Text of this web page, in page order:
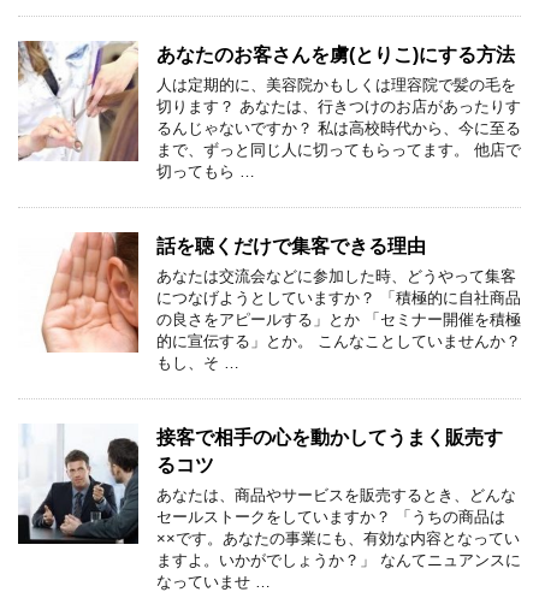
あなたのお客さんを虜(とりこ)にする方法
人は定期的に、美容院かもしくは理容院で髪の毛を
切ります？ あなたは、行きつけのお店があったりす
るんじゃないですか？ 私は高校時代から、今に至る
まで、ずっと同じ人に切ってもらってます。 他店で
切ってもら …
話を聴くだけで集客できる理由
あなたは交流会などに参加した時、どうやって集客
につなげようとしていますか？ 「積極的に自社商品
の良さをアピールする」とか 「セミナー開催を積極
的に宣伝する」とか。 こんなことしていませんか？
もし、そ …
接客で相手の心を動かしてうまく販売す
るコツ
あなたは、商品やサービスを販売するとき、どんな
セールストークをしていますか？ 「うちの商品は
××です。あなたの事業にも、有効な内容となってい
ますよ。いかがでしょうか？」 なんてニュアンスに
なっていませ …